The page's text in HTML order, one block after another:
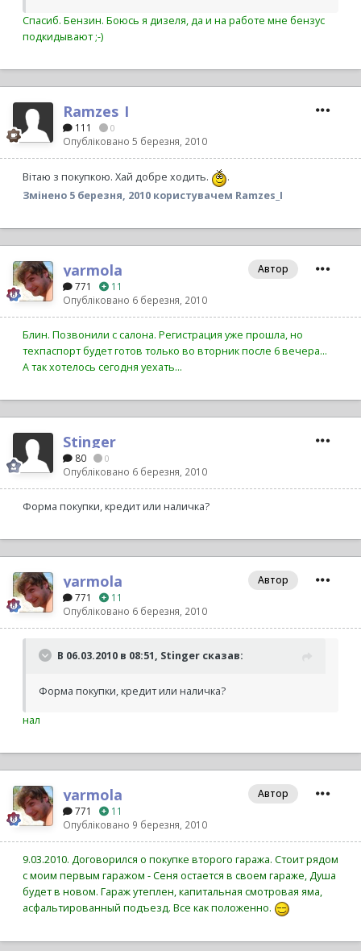
Спасиб. Бензин. Боюсь я дизеля, да и на работе мне бензус
подкидывают ;-)
Ramzes_I
111 0
Опубліковано 5 березня, 2010
Вітаю з покупкою. Хай добре ходить.
.
Змінено 5 березня, 2010 користувачем Ramzes_I
yarmola
771
11
Опубліковано 6 березня, 2010
Автор
Блин. Позвонили с салона. Регистрация уже прошла, но
техпаспорт будет готов только во вторник после 6 вечера...
А так хотелось сегодня уехать...
Stinger
80 0
Опубліковано 6 березня, 2010
Форма покупки, кредит или наличка?
yarmola
771
11
Опубліковано 6 березня, 2010
Автор
В 06.03.2010 в 08:51, Stinger сказав:
Форма покупки, кредит или наличка?
нал
yarmola
771
11
Опубліковано 9 березня, 2010
Автор
9.03.2010. Договорился о покупке второго гаража. Стоит рядом
с моим первым гаражом - Сеня остается в своем гараже, Душа
будет в новом. Гараж утеплен, капитальная смотровая яма,
асфальтированный подъезд. Все как положенно.